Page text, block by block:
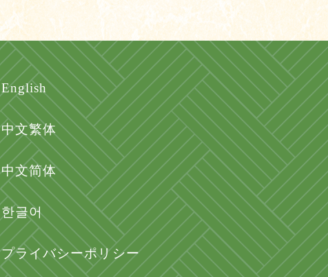
English
中文繁体
中文简体
한글어
プライバシーポリシー